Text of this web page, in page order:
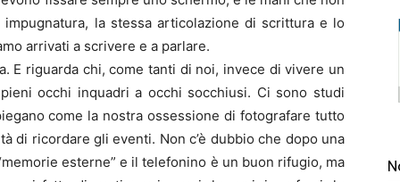
la stessa articolazione di scrittura e lo
arrivati a scrivere e a parlare.
E riguarda chi, come tanti di noi, invece di vivere un
occhi inquadri a occhi socchiusi. Ci sono studi
come la nostra ossessione di fotografare tutto
di ricordare gli eventi. Non c’è dubbio che dopo una
esterne” e il telefonino è un buon rifugio, ma